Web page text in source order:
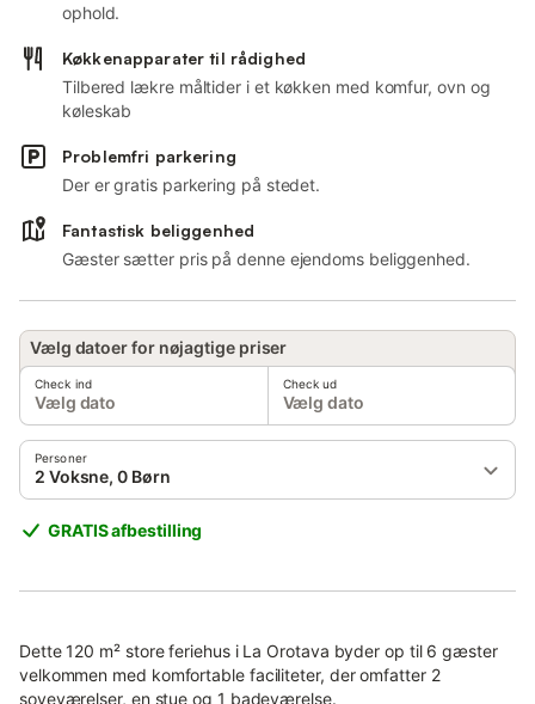
ophold.
Køkkenapparater til rådighed
Tilbered lækre måltider i et køkken med komfur, ovn og
køleskab
Problemfri parkering
Der er gratis parkering på stedet.
Fantastisk beliggenhed
Gæster sætter pris på denne ejendoms beliggenhed.
Vælg datoer for nøjagtige priser
Check ind
Vælg dato
Check ud
Vælg dato
Personer
2 Voksne, 0 Børn
GRATIS afbestilling
Dette 120 m² store feriehus i La Orotava byder op til 6 gæster
velkommen med komfortable faciliteter, der omfatter 2
soveværelser, en stue og 1 badeværelse.